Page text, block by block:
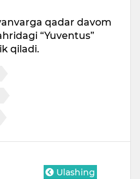
qadar davom
“Yuventus”
qiladi.
Ulashing